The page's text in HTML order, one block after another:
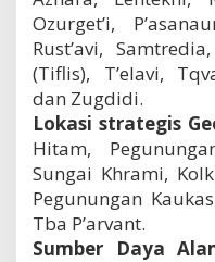
Ozurget’i,
Rust’avi,
(Tiflis), T’elavi,
dan Zugdidi.
Lokasi strategis
Hitam,
Sungai Khrami,
Pegunungan
Tba P’arvant.
Sumber Daya